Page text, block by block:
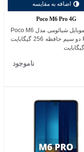
اضافه به مقایسه
Poco M6 Pro 4G
گوشی موبایل شیائومی مدل Poco M6
Pro 4G دو سیم حافظه 256 گیگابایت
ناموجود